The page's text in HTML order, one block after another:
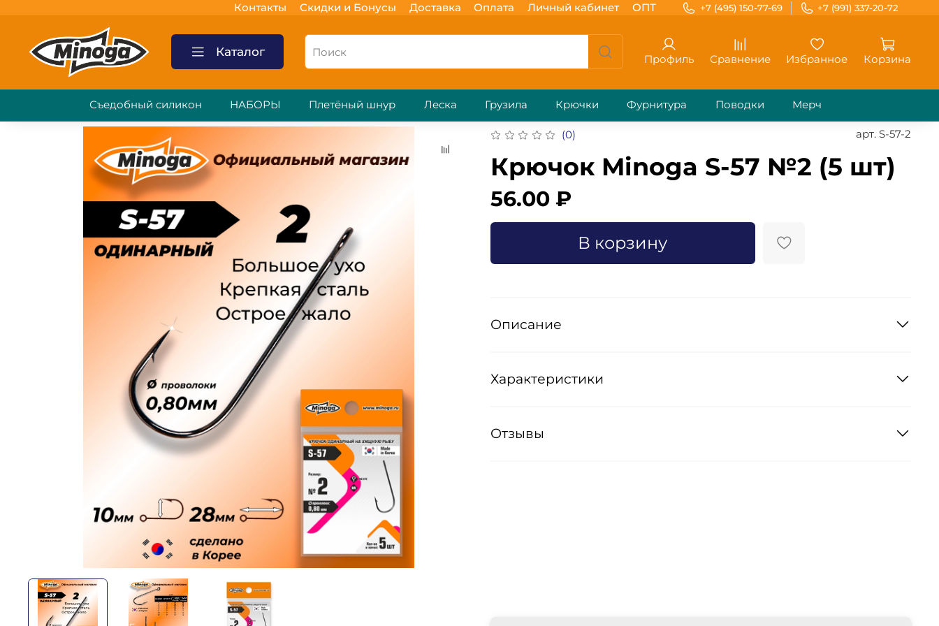
Контакты Скидки и Бонусы Доставка Оплата Личный кабинет ОПТ +7 (495) 150-77-69 +7 (991) 337-20-72
Каталог
Профиль Сравнение Избранное Корзина
Съедобный силикон НАБОРЫ Плетёный шнур Леска Грузила Крючки Фурнитура Поводки Мерч
(0) арт. S-57-2
Крючок Minoga S-57 №2 (5 шт)
56.00 ₽
В корзину
Описание
Характеристики
Отзывы